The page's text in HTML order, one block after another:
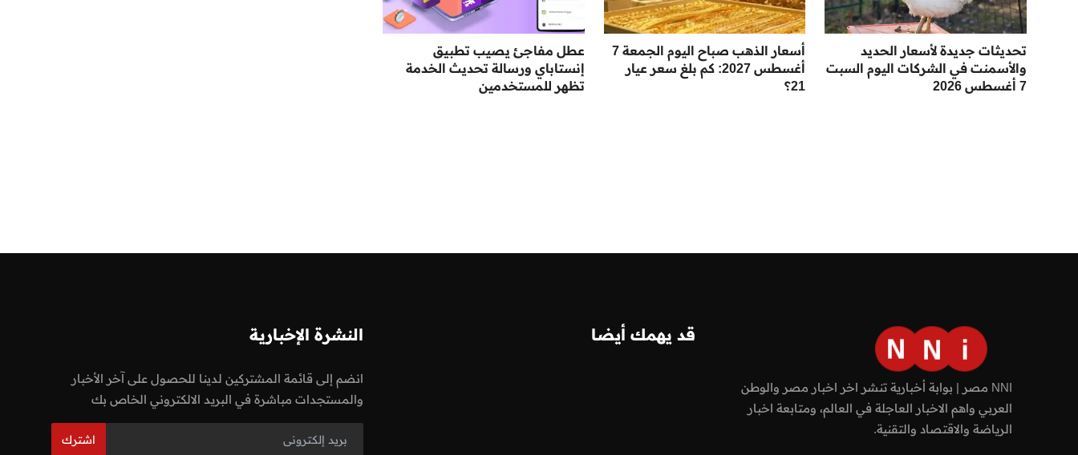
تحديثات جديدة لأسعار الحديد
والأسمنت في الشركات اليوم السبت
7 أغسطس 2026
أسعار الذهب صباح اليوم الجمعة 7
أغسطس 2027: كم بلغ سعر عيار
21؟
عطل مفاجئ يصيب تطبيق
إنستاباي ورسالة تحديث الخدمة
تظهر للمستخدمين
NNI مصر | بوابة أخبارية تنشر اخر اخبار مصر والوطن
العربي واهم الاخبار العاجلة في العالم، ومتابعة اخبار
الرياضة والاقتصاد والتقنية.
قد يهمك أيضا النشرة الإخبارية
انضم إلى قائمة المشتركين لدينا للحصول على آخر الأخبار
والمستجدات مباشرة في البريد الالكتروني الخاص بك
اشترك